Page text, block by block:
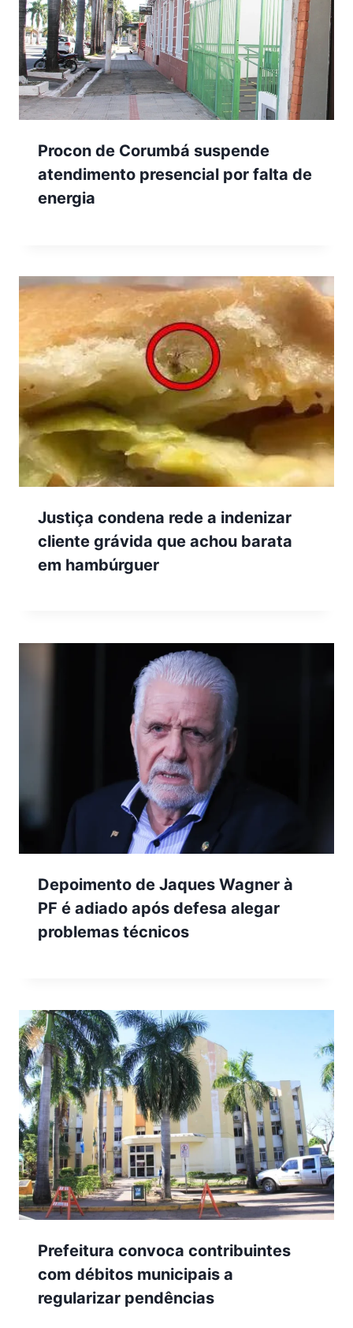
Procon de Corumbá suspende
atendimento presencial por falta de
energia
Justiça condena rede a indenizar
cliente grávida que achou barata
em hambúrguer
Depoimento de Jaques Wagner à
PF é adiado após defesa alegar
problemas técnicos
Prefeitura convoca contribuintes
com débitos municipais a
regularizar pendências